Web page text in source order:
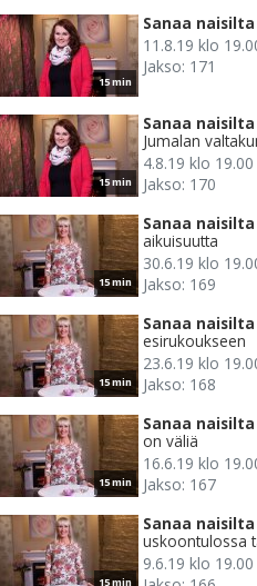
15 min
Sanaa naisilta
11.8.19 klo
Jakso: 171
15 min
Sanaa naisilta
Jumalan
4.8.19 klo 19.00
Jakso: 170
15 min
Sanaa naisilta
aikuisuutta
30.6.19 klo
Jakso: 169
15 min
Sanaa naisilta
esirukoukseen
23.6.19 klo
Jakso: 168
15 min
Sanaa naisilta
on väliä
16.6.19 klo
Jakso: 167
15 min
Sanaa naisilta
uskoontulossa
9.6.19 klo 19.00